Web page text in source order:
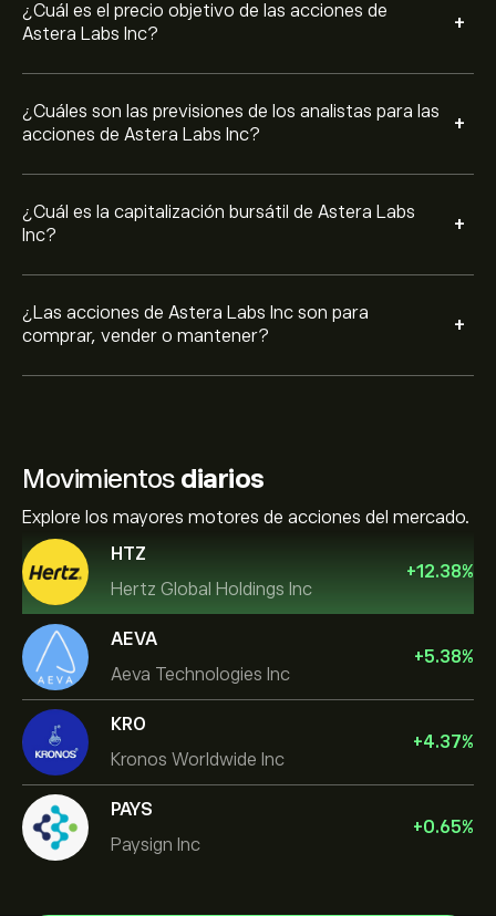
¿Cuál es el precio objetivo de las acciones de
Astera Labs Inc?
+
¿Cuáles son las previsiones de los analistas para las
acciones de Astera Labs Inc?
+
¿Cuál es la capitalización bursátil de Astera Labs
Inc?
+
¿Las acciones de Astera Labs Inc son para
comprar, vender o mantener?
+
Movimientos diarios
Explore los mayores motores de acciones del mercado.
HTZ
Hertz Global Holdings Inc
+12.38%
AEVA
Aeva Technologies Inc
+5.38%
KRO
Kronos Worldwide Inc
+4.37%
PAYS
Paysign Inc
+0.65%